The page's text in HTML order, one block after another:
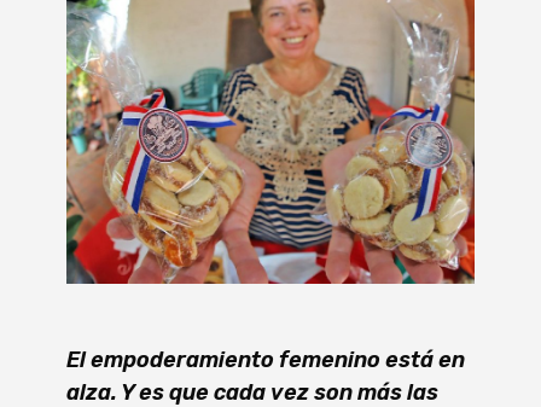
El empoderamiento femenino está en
alza. Y es que cada vez son más las